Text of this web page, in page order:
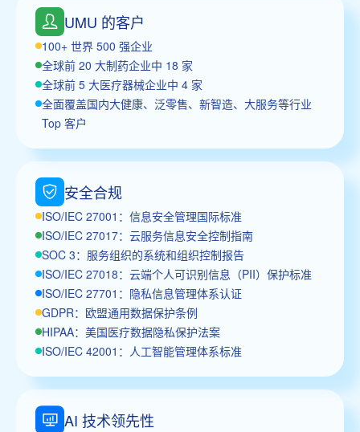
UMU 的客户
100+ 世界 500 强企业
全球前 20 大制药企业中 18 家
全球前 5 大医疗器械企业中 4 家
全面覆盖国内大健康、泛零售、新智造、大服务等行业
Top 客户
安全合规
ISO/IEC 27001：信息安全管理国际标准
ISO/IEC 27017：云服务信息安全控制指南
SOC 3：服务组织的系统和组织控制报告
ISO/IEC 27018：云端个人可识别信息（PII）保护标准
ISO/IEC 27701：隐私信息管理体系认证
GDPR：欧盟通用数据保护条例
HIPAA：美国医疗数据隐私保护法案
ISO/IEC 42001：人工智能管理体系标准
AI 技术领先性